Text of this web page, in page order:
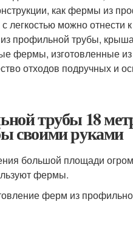
как фермы из
легкостью можно отнести
профильной трубы, крыша
фермы, изготовленные
отходов подручных и
трубы 18
своими руками
большой площади
фермы.
ферм из